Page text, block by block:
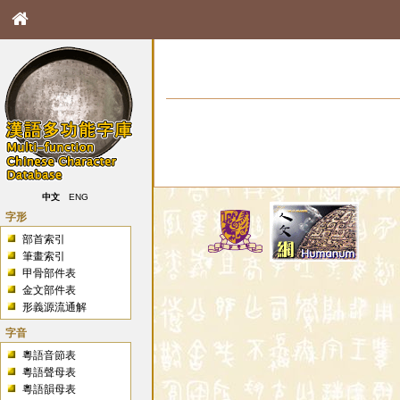
中文 ENG
字形
部首索引
筆畫索引
甲骨部件表
金文部件表
形義源流通解
字音
粵語音節表
粵語聲母表
粵語韻母表